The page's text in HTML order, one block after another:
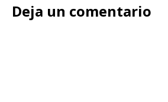
Deja un comentario